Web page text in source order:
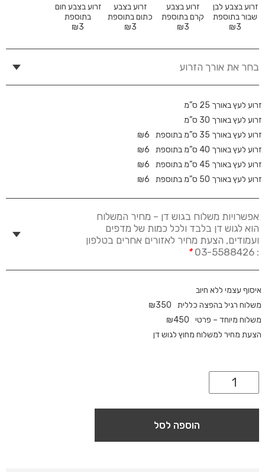
זרוע בצבע לבן
שבור בתוספת
₪3
זרוע בצבע
קרם בתוספת
₪3
זרוע בצבע
כתום בתוספת
₪3
זרוע בצבע חום
בתוספת
₪3
בחר את אורך הזרוע
זרוע לעץ באורך 25 ס”מ
זרוע לעץ באורך 30 ס”מ
זרוע לעץ באורך 35 ס”מ בתוספת
₪6
זרוע לעץ באורך 40 ס”מ בתוספת
₪6
זרוע לעץ באורך 45 ס”מ בתוספת
₪6
זרוע לעץ באורך 50 ס”מ בתוספת
₪6
אפשרויות משלוח בגוש דן – מחיר המשלוח
הוא לגוש דן בלבד ולכל כמות של מדפים
ועמודים, הצעת מחיר לאזורים אחרים בטלפון
: 03-5588426
*
איסוף עצמי ללא חיוב
משלוח רגיל בהפצה כללית
₪350
משלוח מיוחד – פרטי
₪450
הצעת מחיר למשלוח מחוץ לגוש דן
הוספה לסל